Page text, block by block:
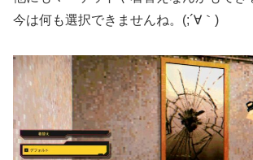
今は何も選択できませんね。(;´∀｀)